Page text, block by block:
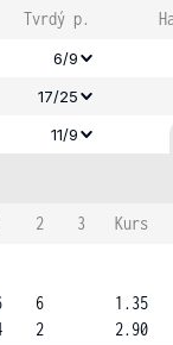
Tvrdý p.
6/9
17/25
11/9
2 3
Kurs
6
2
1.35
2.90